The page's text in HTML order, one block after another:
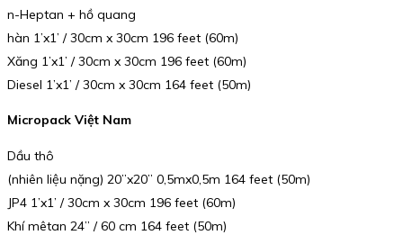
n-Heptan + hồ quang
hàn 1’x1’ / 30cm x 30cm 196 feet (60m)
Xăng 1’x1’ / 30cm x 30cm 196 feet (60m)
Diesel 1’x1’ / 30cm x 30cm 164 feet (50m)
Micropack Việt Nam
Dầu thô
(nhiên liệu nặng) 20”x20” 0,5mx0,5m 164 feet (50m)
JP4 1’x1’ / 30cm x 30cm 196 feet (60m)
Khí mêtan 24” / 60 cm 164 feet (50m)